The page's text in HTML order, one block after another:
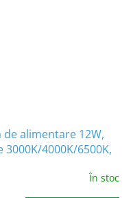
alimentare 12W,
4000K/6500K,
În stoc